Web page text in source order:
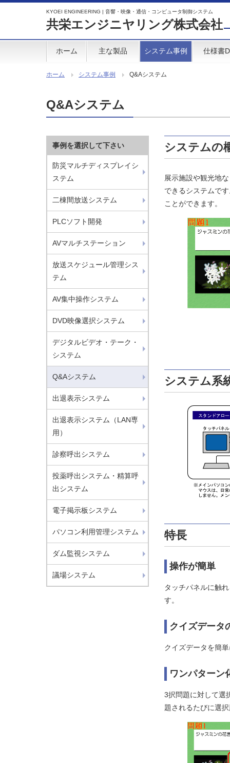
KYOEI ENGINEERING | 音響・映像・通信・コンピュータ制御システム
共栄エンジニヤリング株式会社
ホーム 主な製品 システム事例 仕様書
ホーム システム事例 Q&Aシステム
Q&Aシステム
事例を選択して下さい
防災マルチディスプレイシ
ステム
二棟間放送システム
PLCソフト開発
AVマルチステーション
放送スケジュール管理シス
テム
AV集中操作システム
DVD映像選択システム
デジタルビデオ・テーク・
システム
Q&Aシステム
出退表示システム
出退表示システム（LAN専
用）
診察呼出システム
投薬呼出システム・精算呼
出システム
電子掲示板システム
パソコン利用管理システム
ダム監視システム
議場システム
システムの
展示施設や観光地
できるシステムで
ことができます。
システム系
特長
操作が簡単
タッチパネルに触
す。
クイズデータ
クイズデータを簡
ワンパターン
3択問題に対して選
題されるたびに選